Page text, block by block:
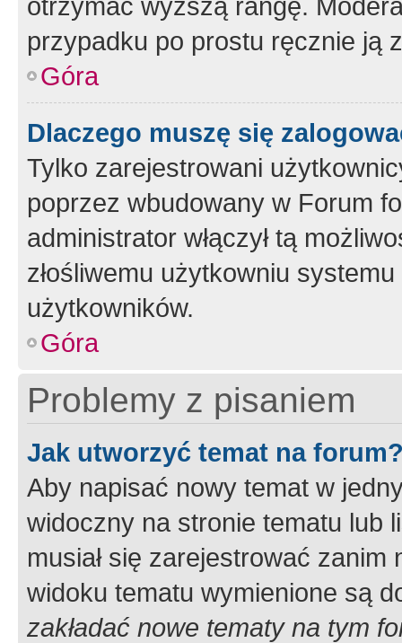
przypadku po prostu ręcznie ją
Góra
Dlaczego muszę się
Tylko zarejestrowani
poprzez wbudowany w Forum
administrator włączył tą
złośliwemu użytkowniu
użytkowników.
Góra
Problemy z pisaniem
Jak utworzyć temat na
Aby napisać nowy temat w
widoczny na stronie tematu lub
musiał się zarejestrować
widoku tematu wymienione są
zakładać nowe tematy na tym